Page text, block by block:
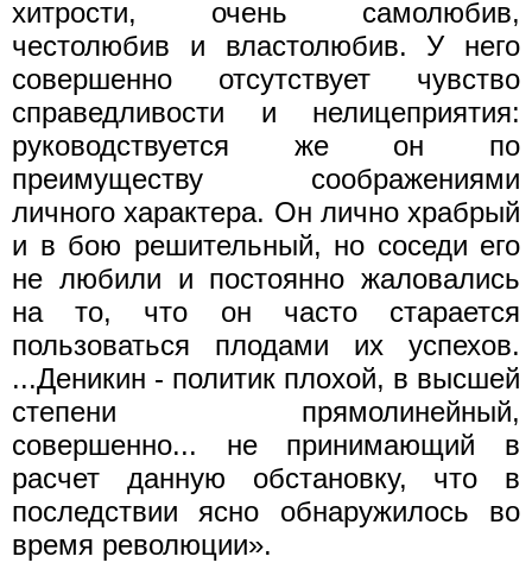
хит­рости, очень самолюбив,
честолюбив и властолюбив. У него
со­вершенно отсутствует чувство
справедливости и нелицеприятия:
руководствуется же он по
преимуществу соображениями
личного характера. Он лично храбрый
и в бою решительный, но соседи его
не любили и постоянно жаловались
на то, что он часто ста­рается
пользоваться плодами их успехов.
...Деникин - политик пло­хой, в высшей
степени прямолинейный,
совершенно... не принимающий в
расчет данную обстановку, что в
последствии ясно обнаружилось во
время революции».